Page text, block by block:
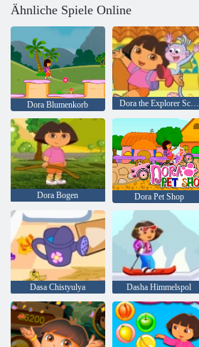
Ähnliche Spiele Online
Dora Blumenkorb Dora the Explorer Schuhe Reichweite
Dora Bogen Dora Pet Shop
Dasa Chistyulya Dasha Himmelspol